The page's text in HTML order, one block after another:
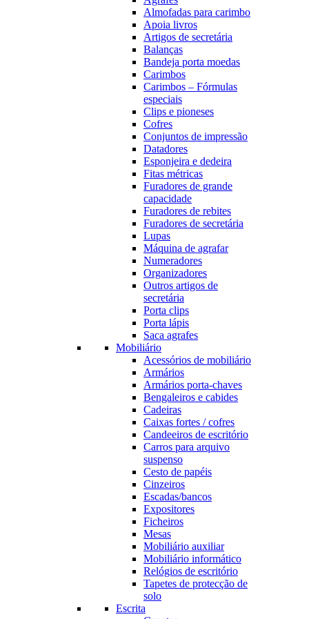
Almofadas para carimbo
Apoia livros
Artigos de secretária
Balanças
Bandeja porta moedas
Carimbos
Carimbos – Fórmulas
especiais
Clips e pioneses
Cofres
Conjuntos de impressão
Datadores
Esponjeira e dedeira
Fitas métricas
Furadores de grande
capacidade
Furadores de rebites
Furadores de secretária
Lupas
Máquina de agrafar
Numeradores
Organizadores
Outros artigos de
secretária
Porta clips
Porta lápis
Saca agrafes
Mobiliário
Acessórios de mobiliário
Armários
Armários porta-chaves
Bengaleiros e cabides
Cadeiras
Caixas fortes / cofres
Candeeiros de escritório
Carros para arquivo
suspenso
Cesto de papéis
Cinzeiros
Escadas/bancos
Expositores
Ficheiros
Mesas
Mobiliário auxiliar
Mobiliário informático
Relógios de escritório
Tapetes de protecção de
solo
Escrita